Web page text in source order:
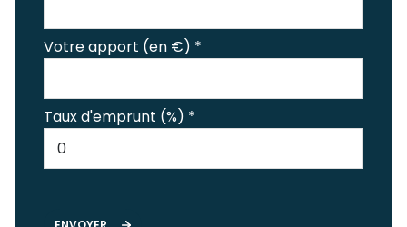
Votre apport (en €) *
Taux d'emprunt (%) *